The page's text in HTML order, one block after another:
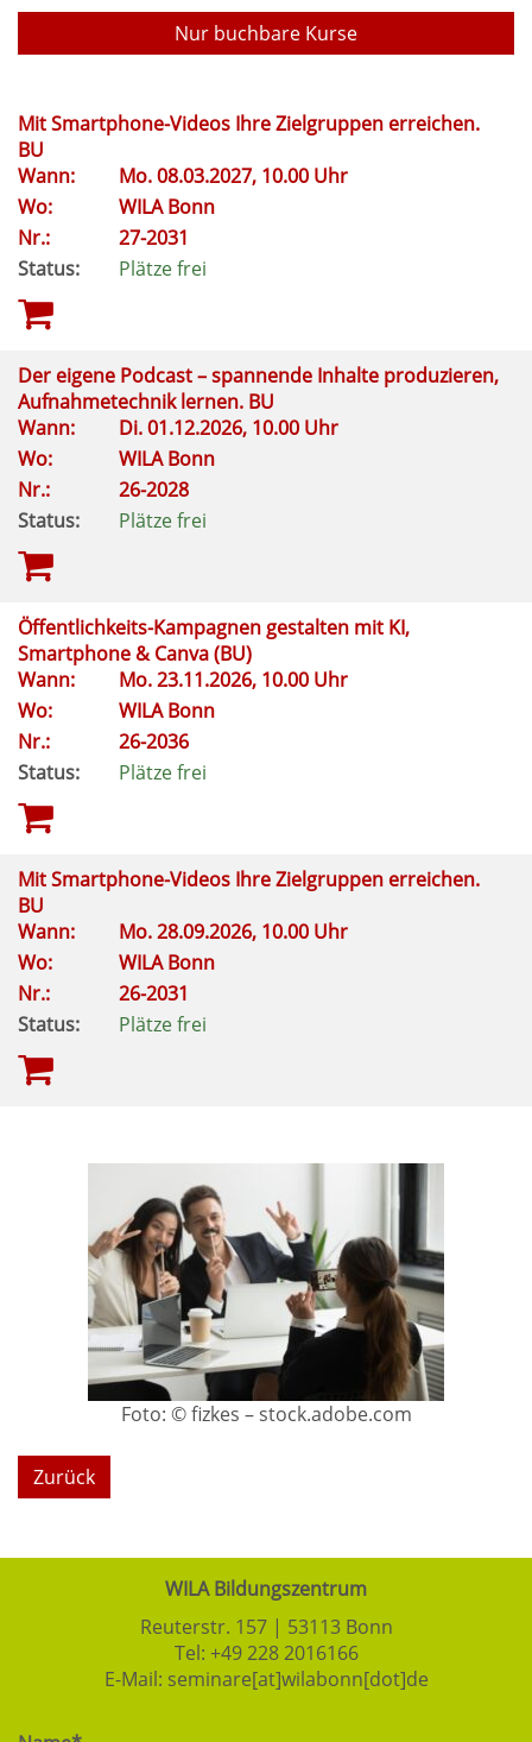
Nur buchbare Kurse
Mit Smartphone-Videos Ihre Zielgruppen erreichen.
BU
Wann:
Mo.08.03.2027, 10.00 Uhr
Wo:
WILA Bonn
Nr.:
27-2031
Status:
Plätze frei
Der eigene Podcast – spannende Inhalte produzieren,
Aufnahmetechnik lernen. BU
Wann:
Di.01.12.2026, 10.00 Uhr
Wo:
WILA Bonn
Nr.:
26-2028
Status:
Plätze frei
Öffentlichkeits-Kampagnen gestalten mit KI,
Smartphone & Canva (BU)
Wann:
Mo.23.11.2026, 10.00 Uhr
Wo:
WILA Bonn
Nr.:
26-2036
Status:
Plätze frei
Mit Smartphone-Videos Ihre Zielgruppen erreichen.
BU
Wann:
Mo.28.09.2026, 10.00 Uhr
Wo:
WILA Bonn
Nr.:
26-2031
Status:
Plätze frei
Foto: © fizkes – stock.adobe.com
Zurück
WILA Bildungszentrum
Reuterstr. 157 | 53113 Bonn
Tel: +49 228 2016166
E-Mail: seminare[at]wilabonn[dot]de